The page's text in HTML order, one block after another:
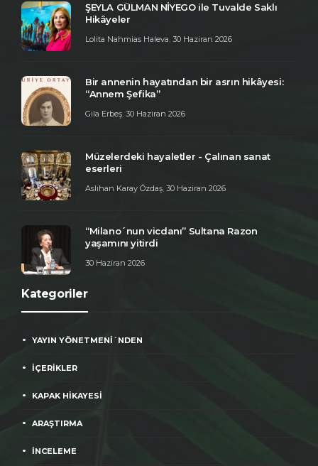
ŞEYLA GÜLMAN NİYEGO ile Tuvalde Saklı
Hikâyeler
Lolita Nahmias Haleva 30 Haziran 2026
Bir annenin hayatından bir asrın hikâyesi:
“Annem Şefika”
Gila Erbeş 30 Haziran 2026
Müzelerdeki hayaletler - Çalınan sanat
eserleri
Aslıhan Karay Özdaş 30 Haziran 2026
“Milano´nun vicdanı” Sultana Razon
yaşamını yitirdi
30 Haziran 2026
Kategoriler
YAYIN YÖNETMENİ´NDEN
İÇERİKLER
KAPAK HİKAYESİ
ARAŞTIRMA
İNCELEME